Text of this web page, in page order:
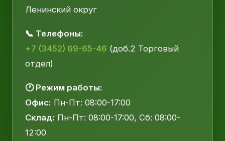
Ленинский округ
📞 Телефоны:
+7 (3452) 69-65-46 (доб.2 Торговый
отдел)
🕐 Режим работы:
Офис: Пн-Пт: 08:00-17:00
Склад: Пн-Пт: 08:00-17:00, Сб: 08:00-
12:00